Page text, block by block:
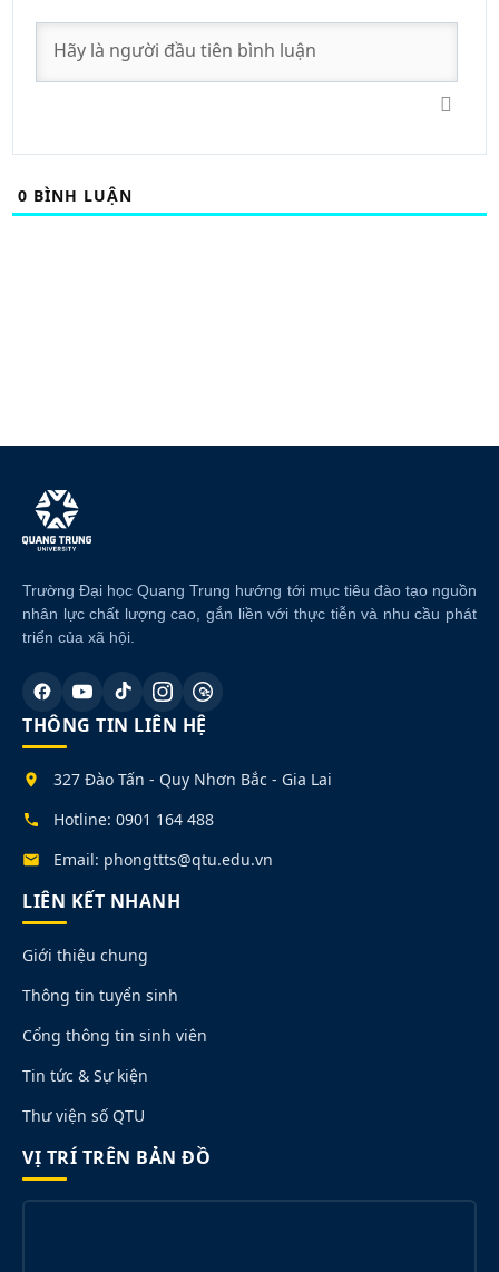
0 BÌNH LUẬN
Trường Đại học Quang Trung hướng tới mục tiêu đào tạo nguồn
nhân lực chất lượng cao, gắn liền với thực tiễn và nhu cầu phát
triển của xã hội.
THÔNG TIN LIÊN HỆ
327 Đào Tấn - Quy Nhơn Bắc - Gia Lai
Hotline: 0901 164 488
Email: phongttts@qtu.edu.vn
LIÊN KẾT NHANH
Giới thiệu chung
Thông tin tuyển sinh
Cổng thông tin sinh viên
Tin tức & Sự kiện
Thư viện số QTU
VỊ TRÍ TRÊN BẢN ĐỒ